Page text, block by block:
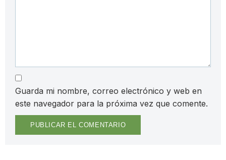
Guarda mi nombre, correo electrónico y web en
este navegador para la próxima vez que comente.